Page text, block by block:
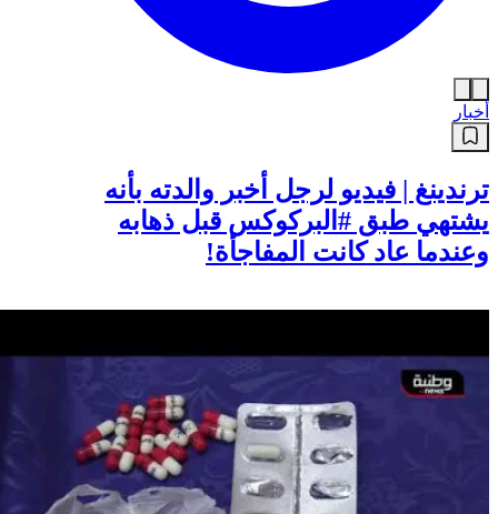
أخبار
ترندينغ | فيديو لرجل أخبر والدته بأنه
يشتهي طبق #البركوكس قبل ذهابه
وعندما عاد كانت المفاجأة!